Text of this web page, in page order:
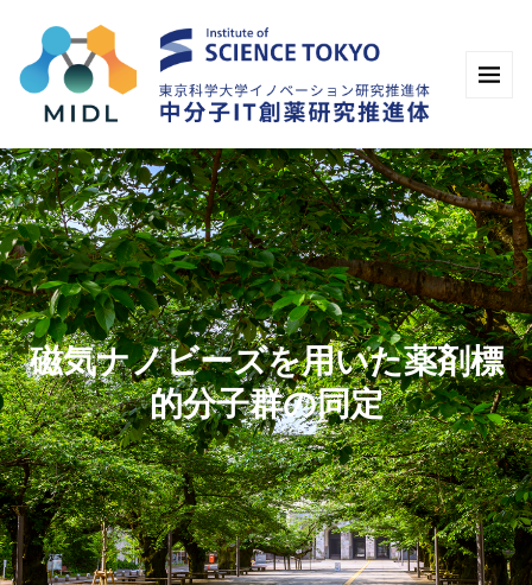
磁気ナノビーズを用いた薬剤標
的分子群の同定